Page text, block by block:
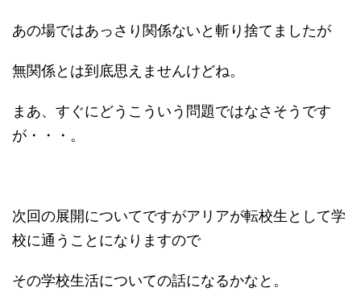
あの場ではあっさり関係ないと斬り捨てましたが
無関係とは到底思えませんけどね。
まあ、すぐにどうこういう問題ではなさそうです
が・・・。
次回の展開についてですがアリアが転校生として学
校に通うことになりますので
その学校生活についての話になるかなと。